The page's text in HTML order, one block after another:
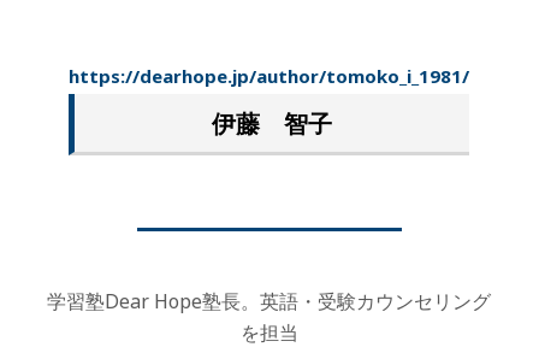
https://dearhope.jp/author/tomoko_i_1981/
伊藤 智子
学習塾Dear Hope塾長。英語・受験カウンセリング
を担当